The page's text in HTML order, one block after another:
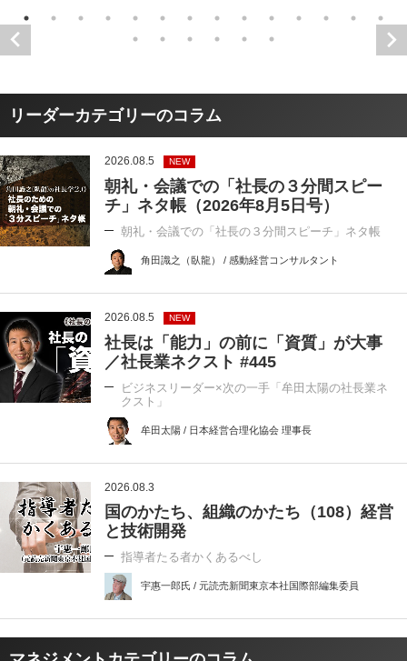
リーダーカテゴリーのコラム
2026.08.5 NEW
朝礼・会議での「社長の３分間スピー
チ」ネタ帳（2026年8月5日号）
朝礼・会議での「社長の３分間スピーチ」ネタ帳
角田識之（臥龍） / 感動経営コンサルタント
2026.08.5 NEW
社長は「能力」の前に「資質」が大事
／社長業ネクスト #445
ビジネスリーダー×次の一手「牟田太陽の社長業ネ
クスト」
牟田太陽 / 日本経営合理化協会 理事長
2026.08.3
国のかたち、組織のかたち（108）経営
と技術開発
指導者たる者かくあるべし
宇惠一郎氏 / 元読売新聞東京本社国際部編集委員